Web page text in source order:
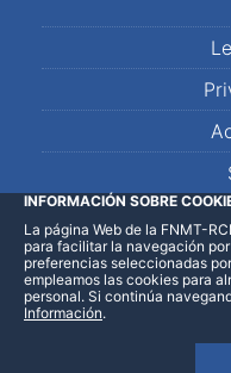
LinkedInFacebook
INFORMACIÓN SOBRE
La página Web de la FNMT-
para facilitar la navegación
preferencias seleccionadas
empleamos las cookies para
personal. Si continúa
Información.